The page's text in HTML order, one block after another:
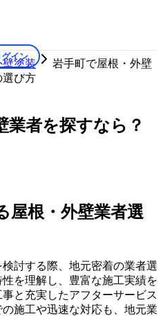
イン
壁塗装
岩手町で屋根・外壁
選び方
業者を探すなら？
屋根・外壁業者選
討する際、地元密着の業者選
を理解し、豊富な施工実績を
と充実したアフターサービス
施工や迅速な対応も、地元業